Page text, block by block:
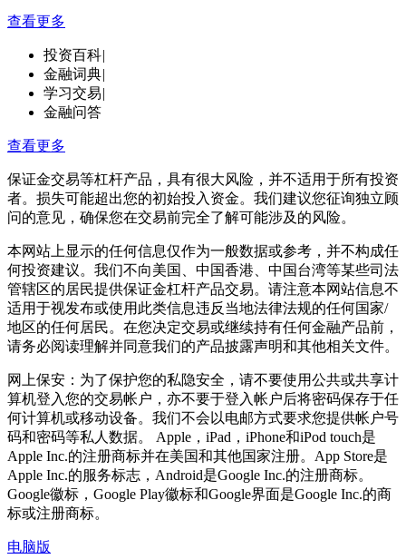
查看更多
投资百科|
金融词典|
学习交易|
金融问答
查看更多
保证金交易等杠杆产品，具有很大风险，并不适用于所有投资
者。损失可能超出您的初始投入资金。我们建议您征询独立顾
问的意见，确保您在交易前完全了解可能涉及的风险。
本网站上显示的任何信息仅作为一般数据或参考，并不构成任
何投资建议。我们不向美国、中国香港、中国台湾等某些司法
管辖区的居民提供保证金杠杆产品交易。请注意本网站信息不
适用于视发布或使用此类信息违反当地法律法规的任何国家/
地区的任何居民。在您决定交易或继续持有任何金融产品前，
请务必阅读理解并同意我们的产品披露声明和其他相关文件。
网上保安：为了保护您的私隐安全，请不要使用公共或共享计
算机登入您的交易帐户，亦不要于登入帐户后将密码保存于任
何计算机或移动设备。我们不会以电邮方式要求您提供帐户号
码和密码等私人数据。 Apple，iPad，iPhone和iPod touch是
Apple Inc.的注册商标并在美国和其他国家注册。App Store是
Apple Inc.的服务标志，Android是Google Inc.的注册商标。
Google徽标，Google Play徽标和Google界面是Google Inc.的商
标或注册商标。
电脑版